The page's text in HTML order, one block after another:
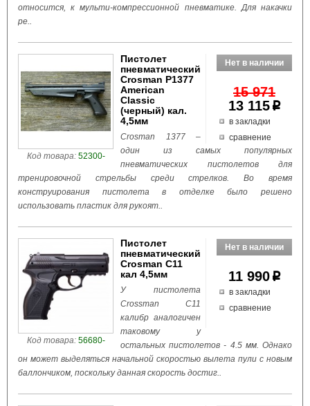
относится, к мульти-компрессионной пневматике. Для накачки
ре..
15 971
13 115p
в закладки
сравнение
Код товара:52300-
Пистолет
пневматический
Crosman P1377
American
Classic
(черный) кал.
4,5мм
Crosman 1377 –
один из самых популярных
пневматических пистолетов для
тренировочной стрельбы среди стрелков. Во время
конструирования пистолета в отделке было решено
использовать пластик для рукоят..
11 990p
в закладки
сравнение
Код товара:56680-
Пистолет
пневматический
Crosman C11
кал 4,5мм
У пистолета
Crossman С11
калибр аналогичен
таковому у
остальных пистолетов - 4.5 мм. Однако
он может выделяться начальной скоростью вылета пули с новым
баллончиком, поскольку данная скорость достиг..